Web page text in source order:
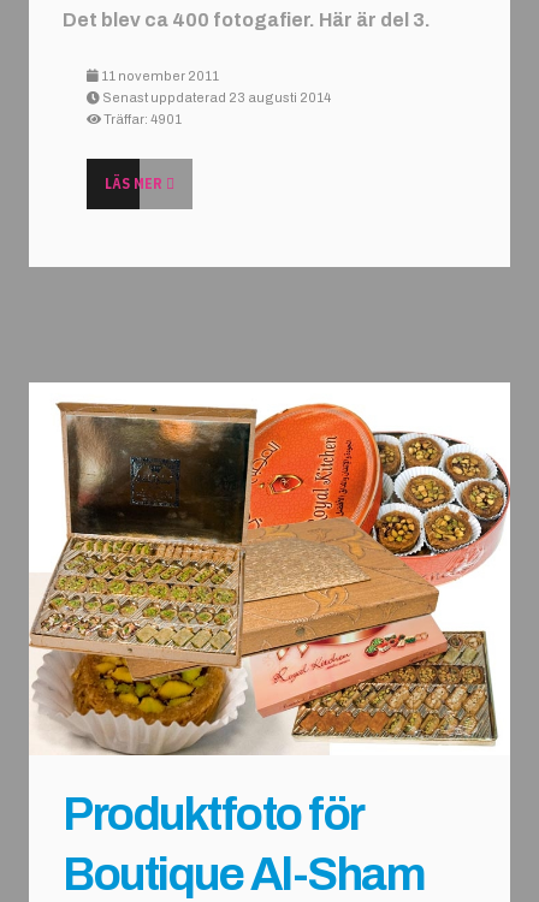
Det blev ca 400 fotogafier. Här är del 3.
11 november 2011
Senast uppdaterad 23 augusti 2014
Träffar: 4901
LÄS MER
Produktfoto för
Boutique Al-Sham